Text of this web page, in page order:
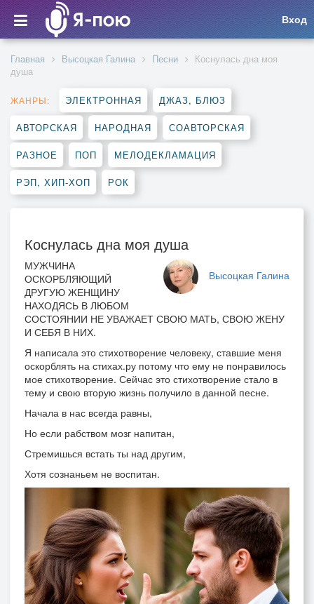
Вход
Главная Высоцкая Галина Песни
Коснулась дна моя
душа
ЖАНРЫ: ЭЛЕКТРОННАЯ ДЖАЗ, БЛЮЗ
АВТОРСКАЯ НАРОДНАЯ СОАВТОРСКАЯ
РАЗНОЕ ПОП МЕЛОДЕКЛАМАЦИЯ
РЭП, ХИП-ХОП РОК
Коснулась дна моя душа
Высоцкая Галина
МУЖЧИНА
ОСКОРБЛЯЮЩИЙ
ДРУГУЮ ЖЕНЩИНУ
НАХОДЯСЬ В ЛЮБОМ
СОСТОЯНИИ НЕ УВАЖАЕТ СВОЮ МАТЬ, СВОЮ ЖЕНУ
И СЕБЯ В НИХ.
Я написала это стихотворение человеку, ставшие меня
оскорблять на стихах.ру потому что ему не понравилось
мое стихотворение. Сейчас это стихотворение стало в
тему и свою вторую жизнь получило в данной песне.
Начала в нас всегда равны,
Но если рабством мозг напитан,
Стремишься встать ты над другим,
Хотя сознаньем не воспитан.